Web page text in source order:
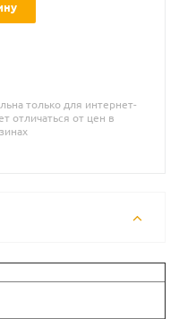
только для интернет-
отличаться от цен в